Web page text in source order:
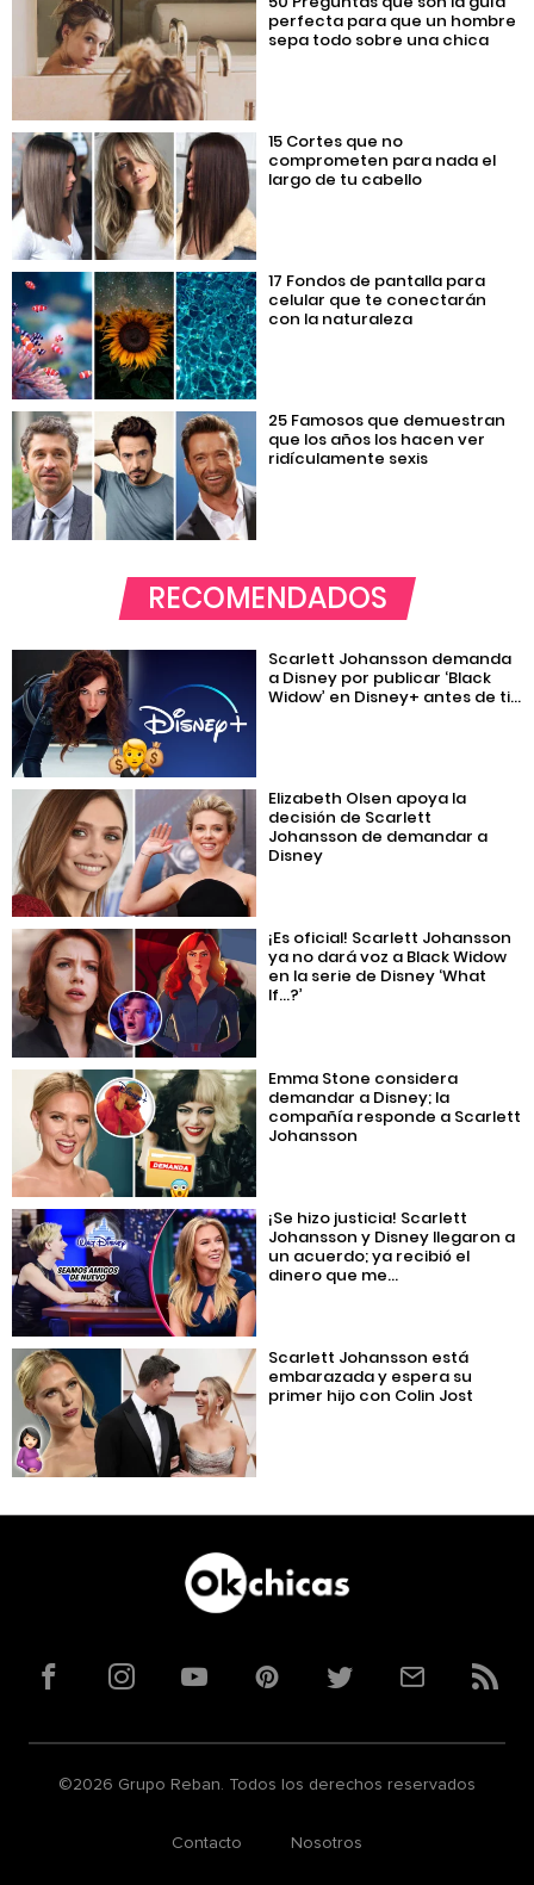
perfecta para que un hombre
sepa todo sobre una chica
15 Cortes que no
comprometen para nada el
largo de tu cabello
17 Fondos de pantalla para
celular que te conectarán
con la naturaleza
25 Famosos que demuestran
que los años los hacen ver
ridículamente sexis
RECOMENDADOS
Scarlett Johansson demanda
a Disney por publicar ‘Black
Widow’ en Disney+ antes de ti...
Elizabeth Olsen apoya la
decisión de Scarlett
Johansson de demandar a
Disney
¡Es oficial! Scarlett Johansson
ya no dará voz a Black Widow
en la serie de Disney ‘What
If…?’
Emma Stone considera
demandar a Disney; la
compañía responde a Scarlett
Johansson
¡Se hizo justicia! Scarlett
Johansson y Disney llegaron a
un acuerdo; ya recibió el
dinero que me...
Scarlett Johansson está
embarazada y espera su
primer hijo con Colin Jost
FacebookInstagramYouTubePinterestTwitterCorreoRSS
©2026 Grupo Reban. Todos los derechos reservados
Contacto Nosotros